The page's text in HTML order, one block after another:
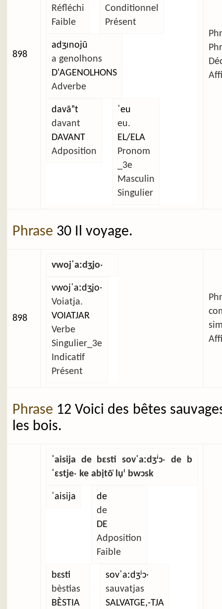
898
Réfléchi
Faible
Conditionnel
Présent
adʒɪnojũ
a genolhons
D'AGENOLHONS
Adverbe
davãⁿt
davant
DAVANT
Adposition
ˈeu
eu.
EL/ELA
Pronom
_3e
Masculin
Singulier
Phrase 30 Il voyage.
898
vwojˈaːdʒjoˑ
vwojˈaːdʒjoˑ
Voiatja.
VOIATJAR
Verbe
Singulier_3e
Indicatif
Présent
Phrase 12 Voici des bêtes
les bois.
ˈaisija de bɛsti sovˈaːdʒʲɔˑ de b
ˈɛstjeˑ ke abịtõ̜ lụⁱ bwɔsk
ˈaisija
de
de
DE
Adposition
Faible
bɛsti
bèstias
BÈSTIA
sovˈaːdʒʲɔˑ
sauvatjas
SALVATGE,-TJA